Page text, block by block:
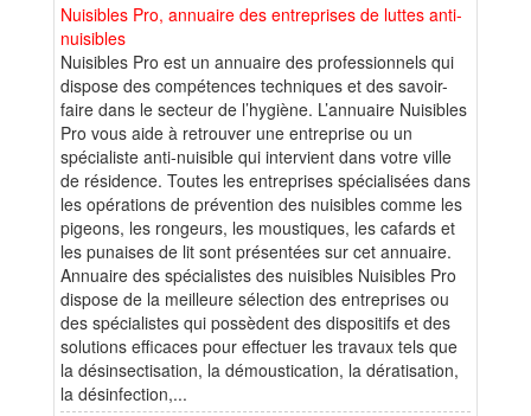
Nuisibles Pro, annuaire des entreprises de luttes anti-
nuisibles
Nuisibles Pro est un annuaire des professionnels qui
dispose des compétences techniques et des savoir-
faire dans le secteur de l’hygiène. L’annuaire Nuisibles
Pro vous aide à retrouver une entreprise ou un
spécialiste anti-nuisible qui intervient dans votre ville
de résidence. Toutes les entreprises spécialisées dans
les opérations de prévention des nuisibles comme les
pigeons, les rongeurs, les moustiques, les cafards et
les punaises de lit sont présentées sur cet annuaire.
Annuaire des spécialistes des nuisibles Nuisibles Pro
dispose de la meilleure sélection des entreprises ou
des spécialistes qui possèdent des dispositifs et des
solutions efficaces pour effectuer les travaux tels que
la désinsectisation, la démoustication, la dératisation,
la désinfection,...